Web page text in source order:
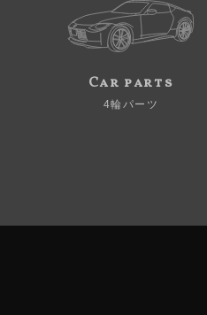
Car parts
4輪パーツ